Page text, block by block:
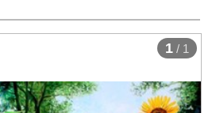
1 / 1